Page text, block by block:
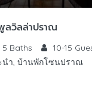
ลวิลล่าปราณ
5 Baths 10-15
นำ, บ้านพักโซนปราณ